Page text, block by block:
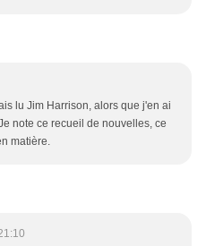
lu Jim Harrison, alors que j'en ai
note ce recueil de nouvelles, ce
matière.